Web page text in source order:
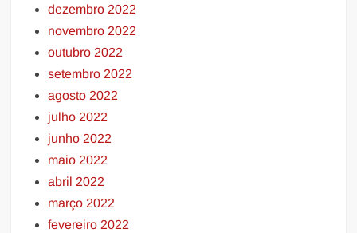
dezembro 2022
novembro 2022
outubro 2022
setembro 2022
agosto 2022
julho 2022
junho 2022
maio 2022
abril 2022
março 2022
fevereiro 2022